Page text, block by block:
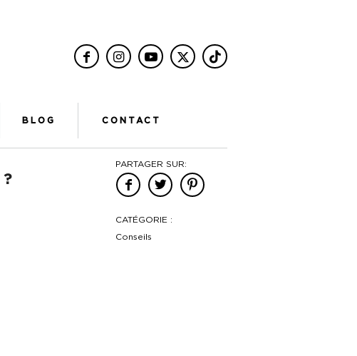
BLOG CONTACT
?
PARTAGER SUR:
CATÉGORIE :
Conseils